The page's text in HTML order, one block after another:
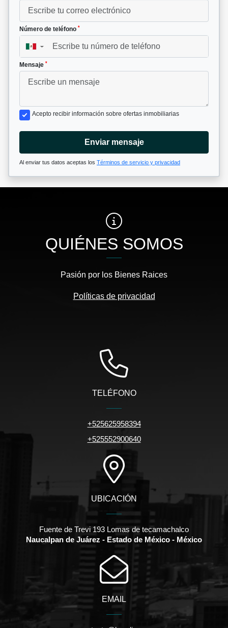
Número de teléfono *
▼
Mensaje *
Acepto recibir información sobre ofertas inmobiliarias
Enviar mensaje
Al enviar tus datos aceptas los Términos de servicio y privacidad
QUIÉNES SOMOS
Pasión por los Bienes Raices
Políticas de privacidad
TELÉFONO
+525625958394
+525552900640
UBICACIÓN
Fuente de Trevi 193 Lomas de tecamachalco
Naucalpan de Juárez - Estado de México - México
EMAIL